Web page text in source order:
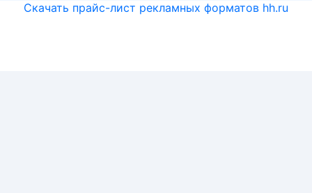
Скачать прайс-лист рекламных форматов hh.ru